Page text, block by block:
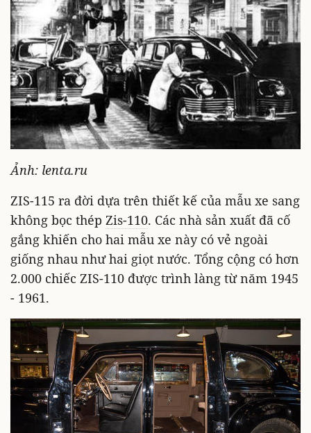
Ảnh: lenta.ru
ZIS-115 ra đời dựa trên thiết kế của mẫu xe sang
không bọc thép Zis-110. Các nhà sản xuất đã cố
gắng khiến cho hai mẫu xe này có vẻ ngoài
giống nhau như hai giọt nước. Tổng cộng có hơn
2.000 chiếc ZIS-110 được trình làng từ năm 1945
- 1961.